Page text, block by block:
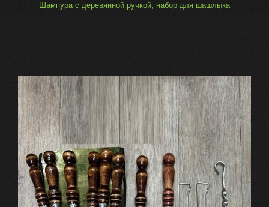
Шампура с деревянной ручкой, набор для шашлыка